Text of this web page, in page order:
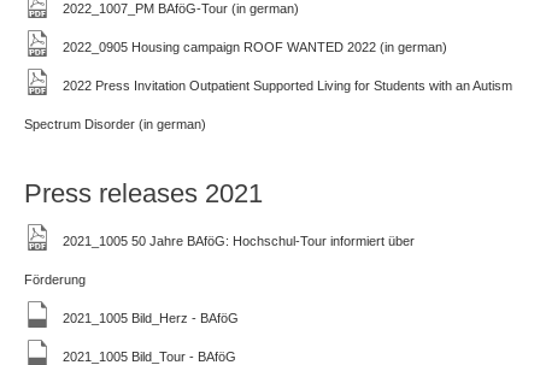
2022_1007_PM BAföG-Tour (in german)
2022_0905 Housing campaign ROOF WANTED 2022 (in german)
2022 Press Invitation Outpatient Supported Living for Students with an Autism
Spectrum Disorder (in german)
Press releases 2021
2021_1005 50 Jahre BAföG: Hochschul-Tour informiert über
Förderung
2021_1005 Bild_Herz - BAföG
2021_1005 Bild_Tour - BAföG